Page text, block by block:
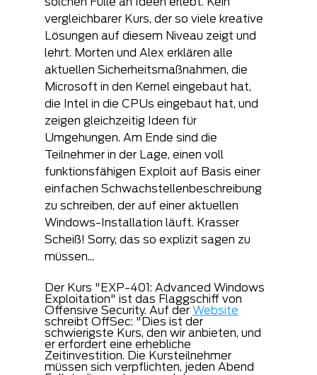
vergleichbarer Kurs, der so viele kreative
Lösungen auf diesem Niveau zeigt und
lehrt. Morten und Alex erklären alle
aktuellen Sicherheitsmaßnahmen, die
Microsoft in den Kernel eingebaut hat,
die Intel in die CPUs eingebaut hat, und
zeigen gleichzeitig Ideen für
Umgehungen. Am Ende sind die
Teilnehmer in der Lage, einen voll
funktionsfähigen Exploit auf Basis einer
einfachen Schwachstellenbeschreibung
zu schreiben, der auf einer aktuellen
Windows-Installation läuft. Krasser
Scheiß! Sorry, das so explizit sagen zu
müssen...
Der Kurs "EXP-401: Advanced Windows
Exploitation" ist das Flaggschiff von
Offensive Security. Auf der Website
schreibt OffSec: "Dies ist der
schwierigste Kurs, den wir anbieten, und
er erfordert eine erhebliche
Zeitinvestition. Die Kursteilnehmer
müssen sich verpflichten, jeden Abend